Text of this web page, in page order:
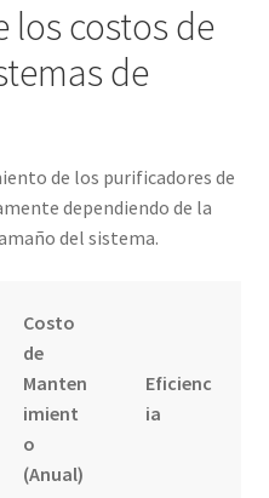
los costos de
de
de los purificadores de
dependiendo de la
del sistema.
Costo
de
Manten
imient
o
(Anual)
Eficienc
ia